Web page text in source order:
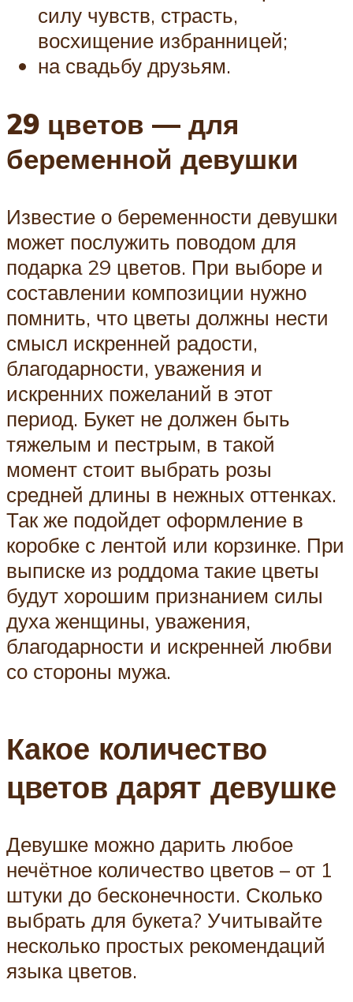
силу чувств, страсть,
восхищение избранницей;
на свадьбу друзьям.
29 цветов — для
беременной девушки
Известие о беременности девушки
может послужить поводом для
подарка 29 цветов. При выборе и
составлении композиции нужно
помнить, что цветы должны нести
смысл искренней радости,
благодарности, уважения и
искренних пожеланий в этот
период. Букет не должен быть
тяжелым и пестрым, в такой
момент стоит выбрать розы
средней длины в нежных оттенках.
Так же подойдет оформление в
коробке с лентой или корзинке. При
выписке из роддома такие цветы
будут хорошим признанием силы
духа женщины, уважения,
благодарности и искренней любви
со стороны мужа.
Какое количество
цветов дарят девушке
Девушке можно дарить любое
нечётное количество цветов – от 1
штуки до бесконечности. Сколько
выбрать для букета? Учитывайте
несколько простых рекомендаций
языка цветов.